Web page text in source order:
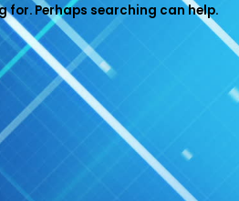
for. Perhaps searching can help.